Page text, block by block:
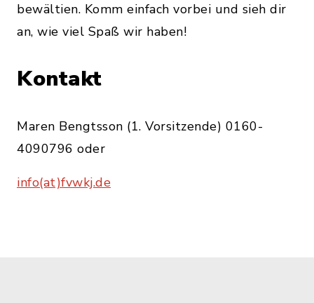
bewältien. Komm einfach vorbei und sieh dir
an, wie viel Spaß wir haben!
Kontakt
Maren Bengtsson (1. Vorsitzende) 0160-
4090796 oder
info(at)fvwkj.de